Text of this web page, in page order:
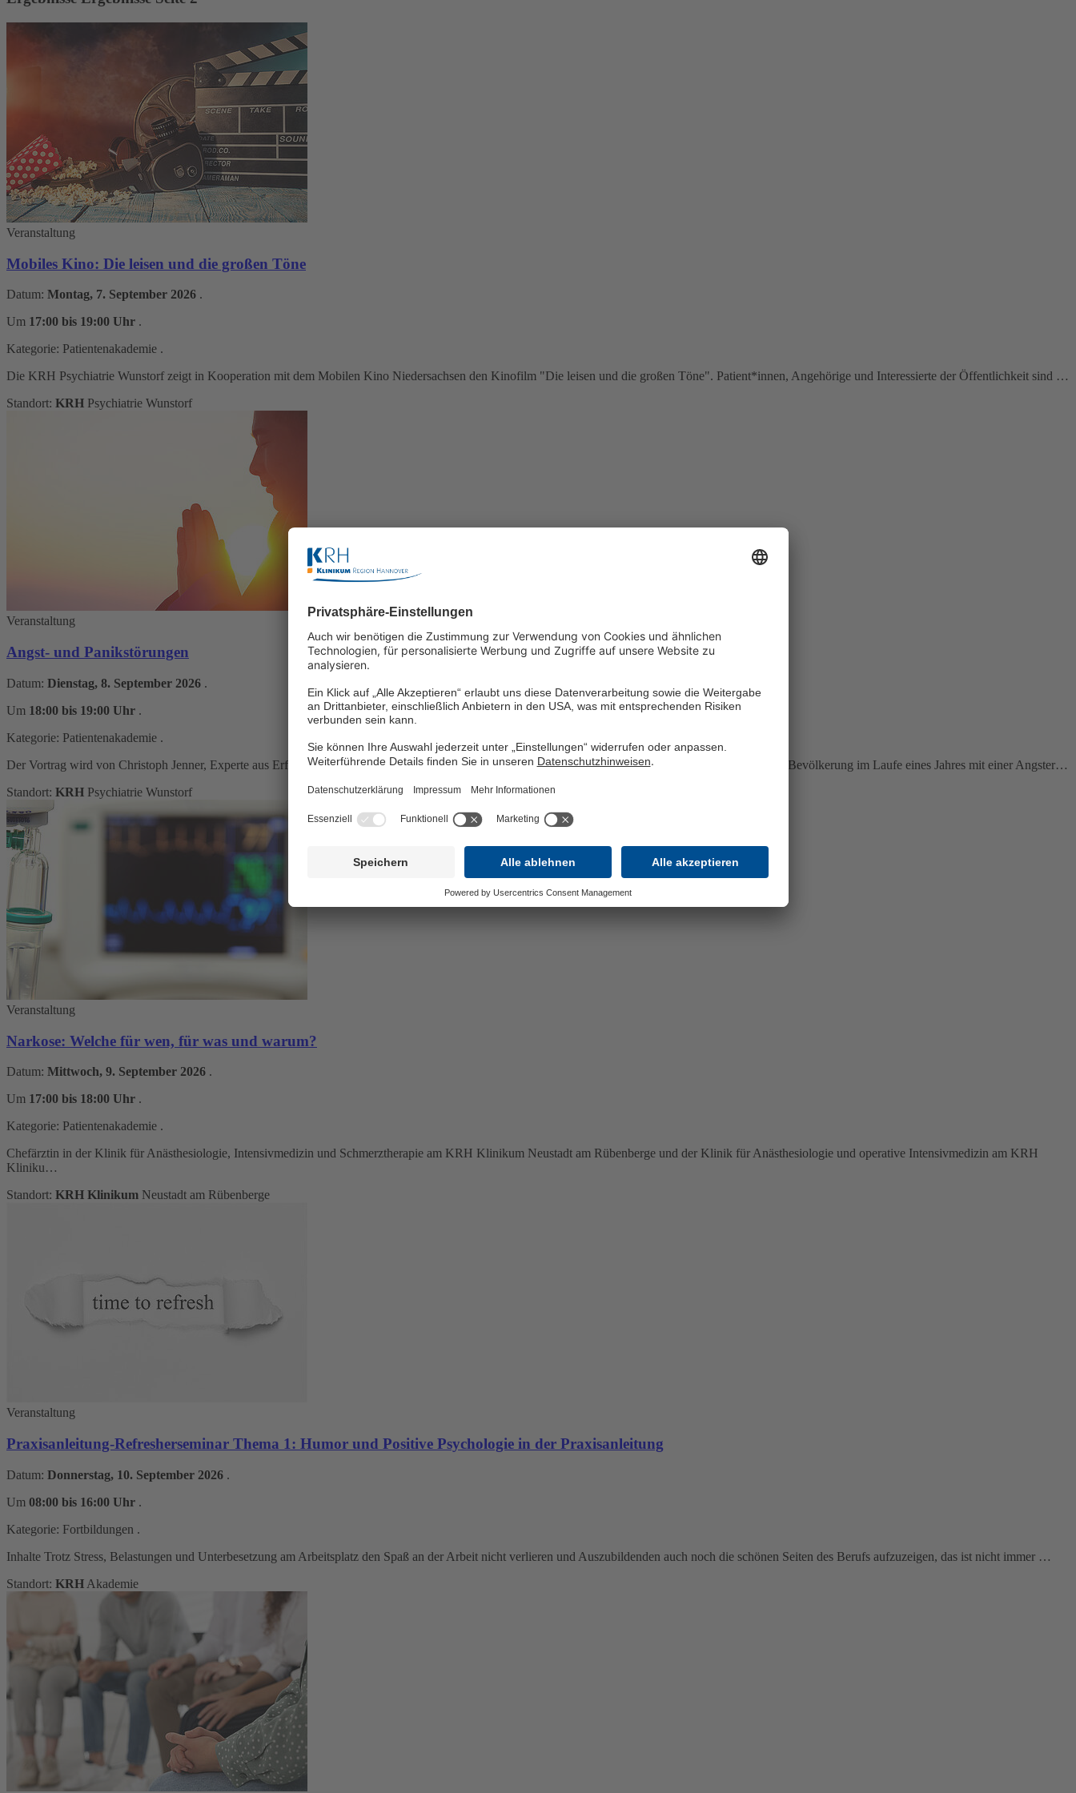
Veranstaltung
Mobiles Kino: Die leisen und die großen Töne
Datum: Montag, 7. September 2026 .
Um 17:00 bis 19:00 Uhr .
Kategorie: Patientenakademie .
Die KRH Psychiatrie Wunstorf zeigt in Kooperation mit dem Mobilen Kino Niedersachsen den Kinofilm "Die leisen und die großen Töne". Patient*innen, Angehörige und Interessierte der Öffentlichkeit sind …
Standort: KRH Psychiatrie Wunstorf
Veranstaltung
Angst- und Panikstörungen
Datum: Dienstag, 8. September 2026 .
Um 18:00 bis 19:00 Uhr .
Kategorie: Patientenakademie .
Der Vortrag wird von Christoph Jenner, Experte aus Erfahrung und Profession, Wirtschaftswissenschaftler gehalten. Laut RKI haben 15,3% der deutschen Bevölkerung im Laufe eines Jahres mit einer Angster…
Standort: KRH Psychiatrie Wunstorf
Veranstaltung
Narkose: Welche für wen, für was und warum?
Datum: Mittwoch, 9. September 2026 .
Um 17:00 bis 18:00 Uhr .
Kategorie: Patientenakademie .
Chefärztin in der Klinik für Anästhesiologie, Intensivmedizin und Schmerztherapie am KRH Klinikum Neustadt am Rübenberge und der Klinik für Anästhesiologie und operative Intensivmedizin am KRH
Kliniku…
Standort: KRH Klinikum Neustadt am Rübenberge
Veranstaltung
Praxisanleitung-Refresherseminar Thema 1: Humor und Positive Psychologie in der Praxisanleitung
Datum: Donnerstag, 10. September 2026 .
Um 08:00 bis 16:00 Uhr .
Kategorie: Fortbildungen .
Inhalte Trotz Stress, Belastungen und Unterbesetzung am Arbeitsplatz den Spaß an der Arbeit nicht verlieren und Auszubildenden auch noch die schönen Seiten des Berufs aufzuzeigen, das ist nicht immer …
Standort: KRH Akademie